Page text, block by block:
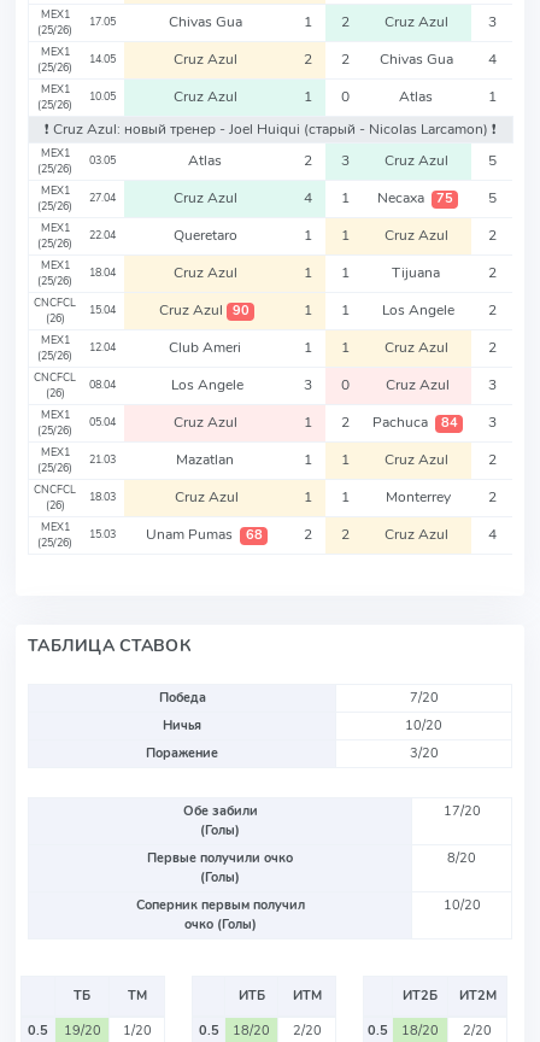
MEX1
(25/26)
17.05 Chivas Gua 1 2 Cruz Azul 3
MEX1
(25/26)
14.05 Cruz Azul 2 2 Chivas Gua 4
MEX1
(25/26)
10.05 Cruz Azul 1 0 Atlas
1
❗️ Cruz Azul: новый тренер - Joel Huiqui (старый - Nicolas Larcamon) ❗️
MEX1
(25/26)
03.05 Atlas 2 3 Cruz Azul 5
MEX1
(25/26)
27.04 Cruz Azul 4 1 Necaxa 75 5
MEX1
(25/26)
22.04 Queretaro 1 1 Cruz Azul 2
MEX1
(25/26)
18.04 Cruz Azul 1 1 Tijuana 2
CNCFCL
(26)
15.04 Cruz Azul 90 1 1 Los Angele 2
MEX1
(25/26)
12.04 Club Ameri 1 1 Cruz Azul 2
CNCFCL
(26)
08.04 Los Angele 3 0 Cruz Azul 3
MEX1
(25/26)
05.04 Cruz Azul 1 2 Pachuca 84 3
MEX1
(25/26)
21.03 Mazatlan 1 1 Cruz Azul 2
CNCFCL
(26)
18.03 Cruz Azul 1 1 Monterrey 2
MEX1
(25/26)
15.03 Unam Pumas 68 2 2 Cruz Azul 4
ТАБЛИЦА СТАВОК
Победа
7/20
Ничья
10/20
Поражение
3/20
Обе забили
(Голы)
17/20
Первые получили очко
(Голы)
8/20
Соперник первым получил
очко (Голы)
10/20
ТБ
ТМ
0.5
19/20
1/20
ИТБ
ИТМ
0.5
18/20
2/20
ИТ2Б
ИТ2М
0.5
18/20
2/20